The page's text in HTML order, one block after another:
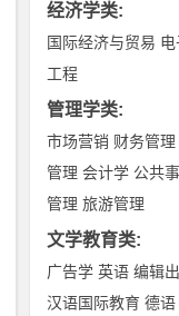
经济学类:
国际经济与贸易
工程
管理学类:
市场营销 财务管理
管理 会计学 公共
管理 旅游管理
文学教育类:
广告学 英语 编辑
汉语国际教育 德语